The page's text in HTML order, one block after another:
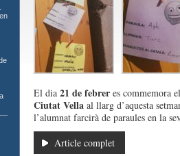
El dia21 de febreres commemora el
Ciutat Vellaal llarg d’aquesta
l’alumnat farcirà de paraules en la
Article complet